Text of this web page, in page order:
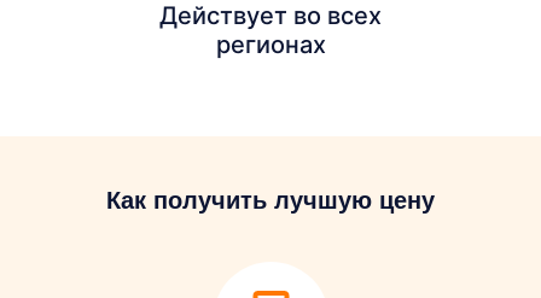
Действует во всех
регионах
Как получить лучшую цену